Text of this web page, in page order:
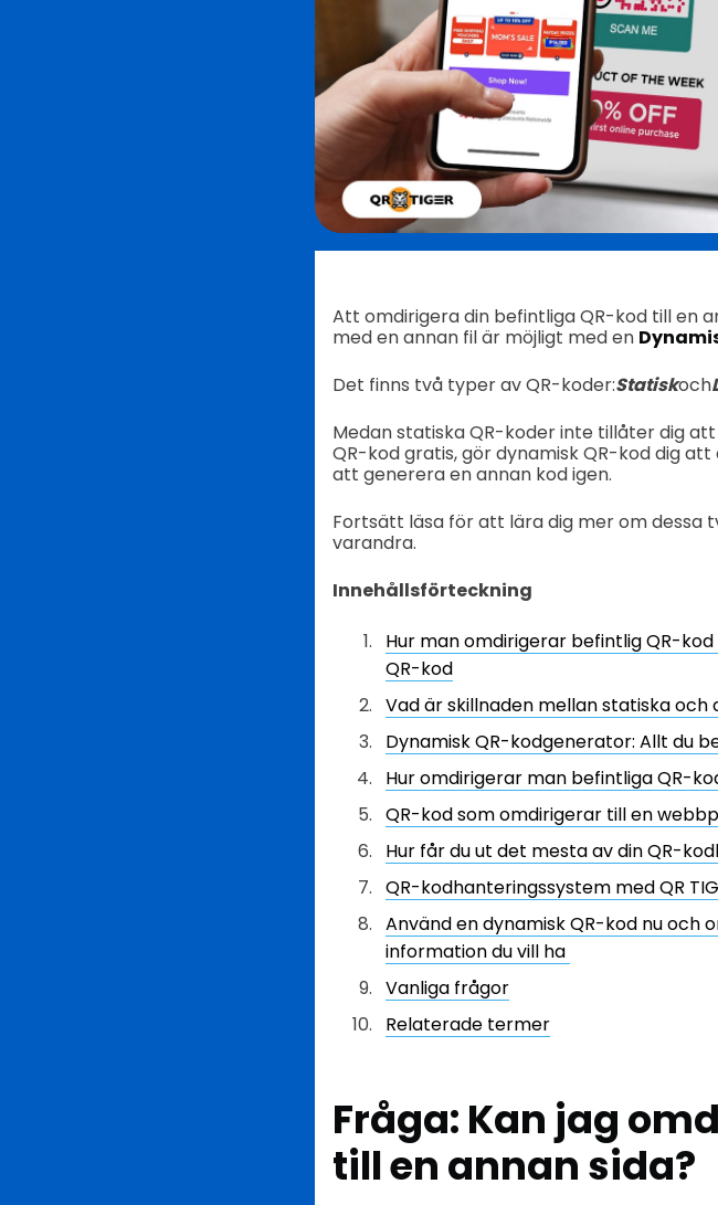
Att omdirigera din befintliga QR-kod till en
med en annan fil är möjligt med en
Det finns två typer av QR-koder:Statiskoch
Medan statiska QR-koder inte tillåter dig
QR-kod gratis, gör dynamisk QR-kod dig
att generera en annan kod igen.
Fortsätt läsa för att lära dig mer om dessa
varandra.
Innehållsförteckning
Hur man omdirigerar befintlig QR-
QR-kod
Vad är skillnaden mellan statiska och
Dynamisk QR-kodgenerator: Allt du
Hur omdirigerar man befintliga QR-
QR-kod som omdirigerar till en
Hur får du ut det mesta av din QR-
QR-kodhanteringssystem med QR
Använd en dynamisk QR-kod nu och
information du vill ha
Vanliga frågor
Relaterade termer
Fråga: Kan jag
till en annan sida?